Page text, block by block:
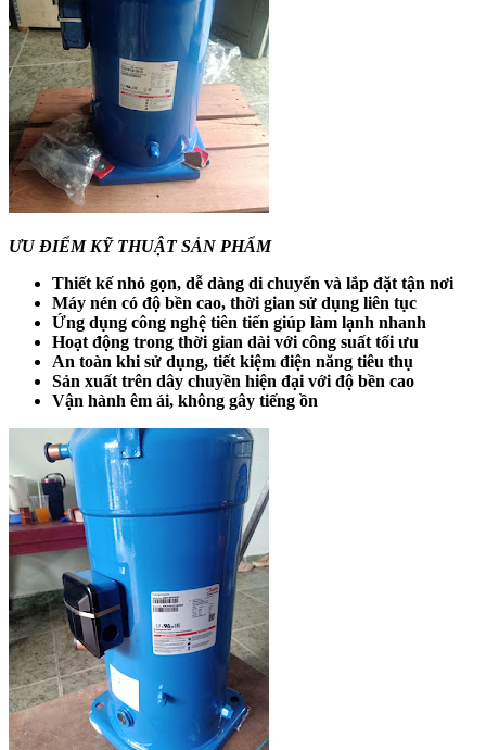
ƯU ĐIỂM KỸ THUẬT SẢN PHẨM
Thiết kế nhỏ gọn, dễ dàng di chuyển và lắp đặt tận nơi
Máy nén có độ bền cao, thời gian sử dụng liên tục
Ứng dụng công nghệ tiên tiến giúp làm lạnh nhanh
Hoạt động trong thời gian dài với công suất tối ưu
An toàn khi sử dụng, tiết kiệm điện năng tiêu thụ
Sản xuất trên dây chuyền hiện đại với độ bền cao
Vận hành êm ái, không gây tiếng ồn